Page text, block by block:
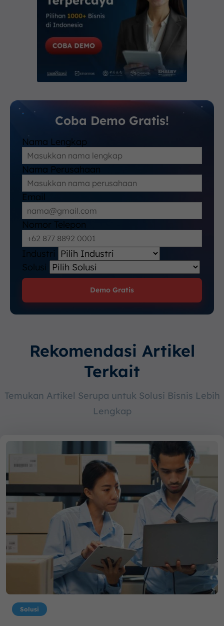
Coba Demo Gratis!
Nama Lengkap
Nama Perusahaan
Email
Nomor Telepon
Industri
Solusi
Demo Gratis
Rekomendasi Artikel
Terkait
Temukan Artikel Serupa untuk Solusi Bisnis Lebih
Lengkap
Solusi